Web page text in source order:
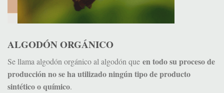
ALGODÓN ORGÁNICO
Se llama algodón orgánico al algodón que en todo su proceso de
producción no se ha utilizado ningún tipo de producto
sintético o químico.